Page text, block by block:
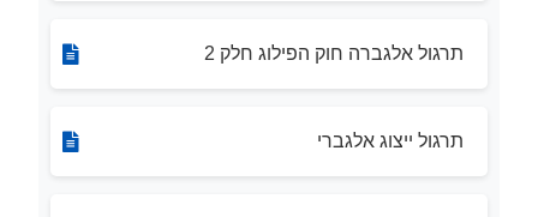
תרגול אלגברה חוק הפילוג חלק 2
תרגול ייצוג אלגברי